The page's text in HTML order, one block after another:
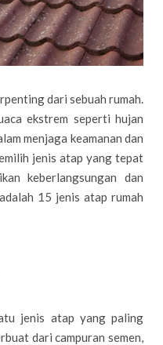
dari sebuah rumah.
ekstrem seperti hujan
menjaga keamanan dan
jenis atap yang tepat
keberlangsungan dan
15 jenis atap rumah
jenis atap yang paling
dari campuran semen,